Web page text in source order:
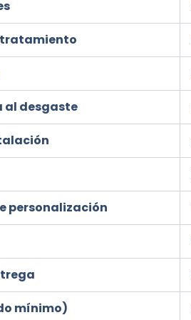
al desgaste
personalización
mínimo)